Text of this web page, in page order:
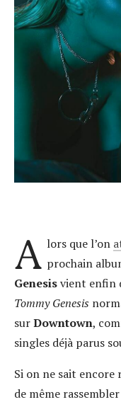
A lors que l’on
prochain
Genesisvient enfin
Tommy Genesis
surDowntown,
singles déjà parus
Si on ne sait
de même